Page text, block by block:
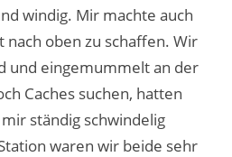
windig. Mir machte auch
nach oben zu schaffen. Wir
und eingemummelt an der
Caches suchen, hatten
ständig schwindelig
waren wir beide sehr